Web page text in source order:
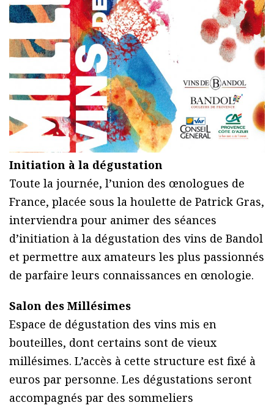
Initiation à la dégustation
Toute la journée, l’union des œnologues de
France, placée sous la houlette de Patrick Gras,
interviendra pour animer des séances
d’initiation à la dégustation des vins de Bandol
et permettre aux amateurs les plus passionnés
de parfaire leurs connaissances en œnologie.
Salon des Millésimes
Espace de dégustation des vins mis en
bouteilles, dont certains sont de vieux
millésimes. L’accès à cette structure est fixé à
euros par personne. Les dégustations seront
accompagnés par des sommeliers